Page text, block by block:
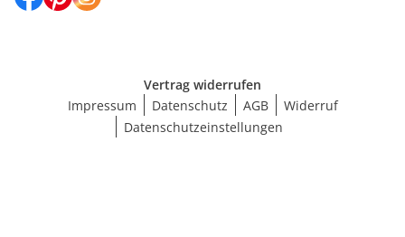
Vertrag widerrufen
Impressum
Datenschutz AGB
Widerruf
Datenschutzeinstellungen